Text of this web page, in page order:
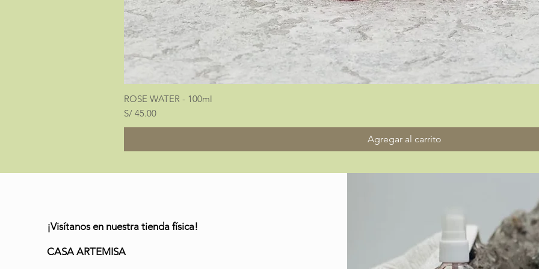
ROSE WATER - 100ml
Precio
S/ 45.00
Agregar al carrito
¡Visítanos en nuestra tienda física!
CASA ARTEMISA